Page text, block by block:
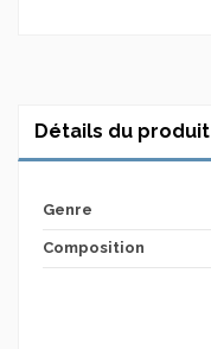
Détails du produit
Genre
Composition